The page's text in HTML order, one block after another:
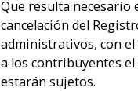
Que resulta necesario
cancelación del
administrativos, con
a los contribuyentes el
estarán sujetos.